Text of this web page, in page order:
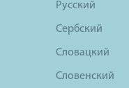
Русский
Сербский
Словацкий
Словенский